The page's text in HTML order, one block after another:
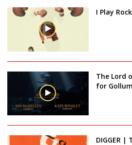
I Play
The Lord
for
DIGGER |